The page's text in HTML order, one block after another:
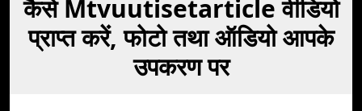
कैसे Mtvuutisetarticle वीडियो
प्राप्त करें, फोटो तथा ऑडियो आपके
उपकरण पर